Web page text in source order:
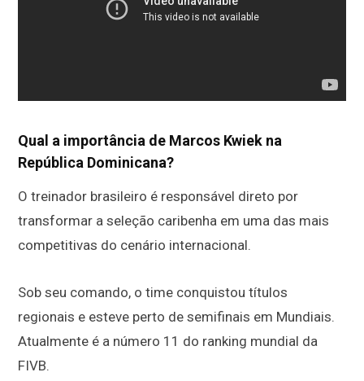
Qual a importância de Marcos Kwiek na
República Dominicana?
O treinador brasileiro é responsável direto por
transformar a seleção caribenha em uma das mais
competitivas do cenário internacional.
Sob seu comando, o time conquistou títulos
regionais e esteve perto de semifinais em Mundiais.
Atualmente é a número 11 do ranking mundial da
FIVB.